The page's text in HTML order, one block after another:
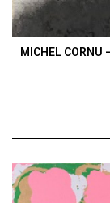
MICHEL CORNU